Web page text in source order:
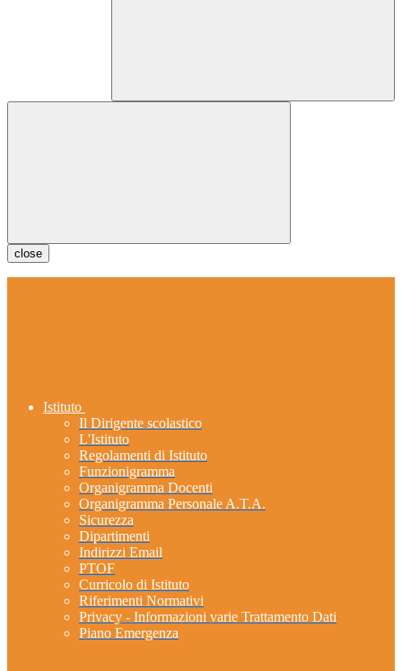
close
Istituto
Il Dirigente scolastico
L'Istituto
Regolamenti di Istituto
Funzionigramma
Organigramma Docenti
Organigramma Personale A.T.A.
Sicurezza
Dipartimenti
Indirizzi Email
PTOF
Curricolo di Istituto
Riferimenti Normativi
Privacy - Informazioni varie Trattamento Dati
Piano Emergenza